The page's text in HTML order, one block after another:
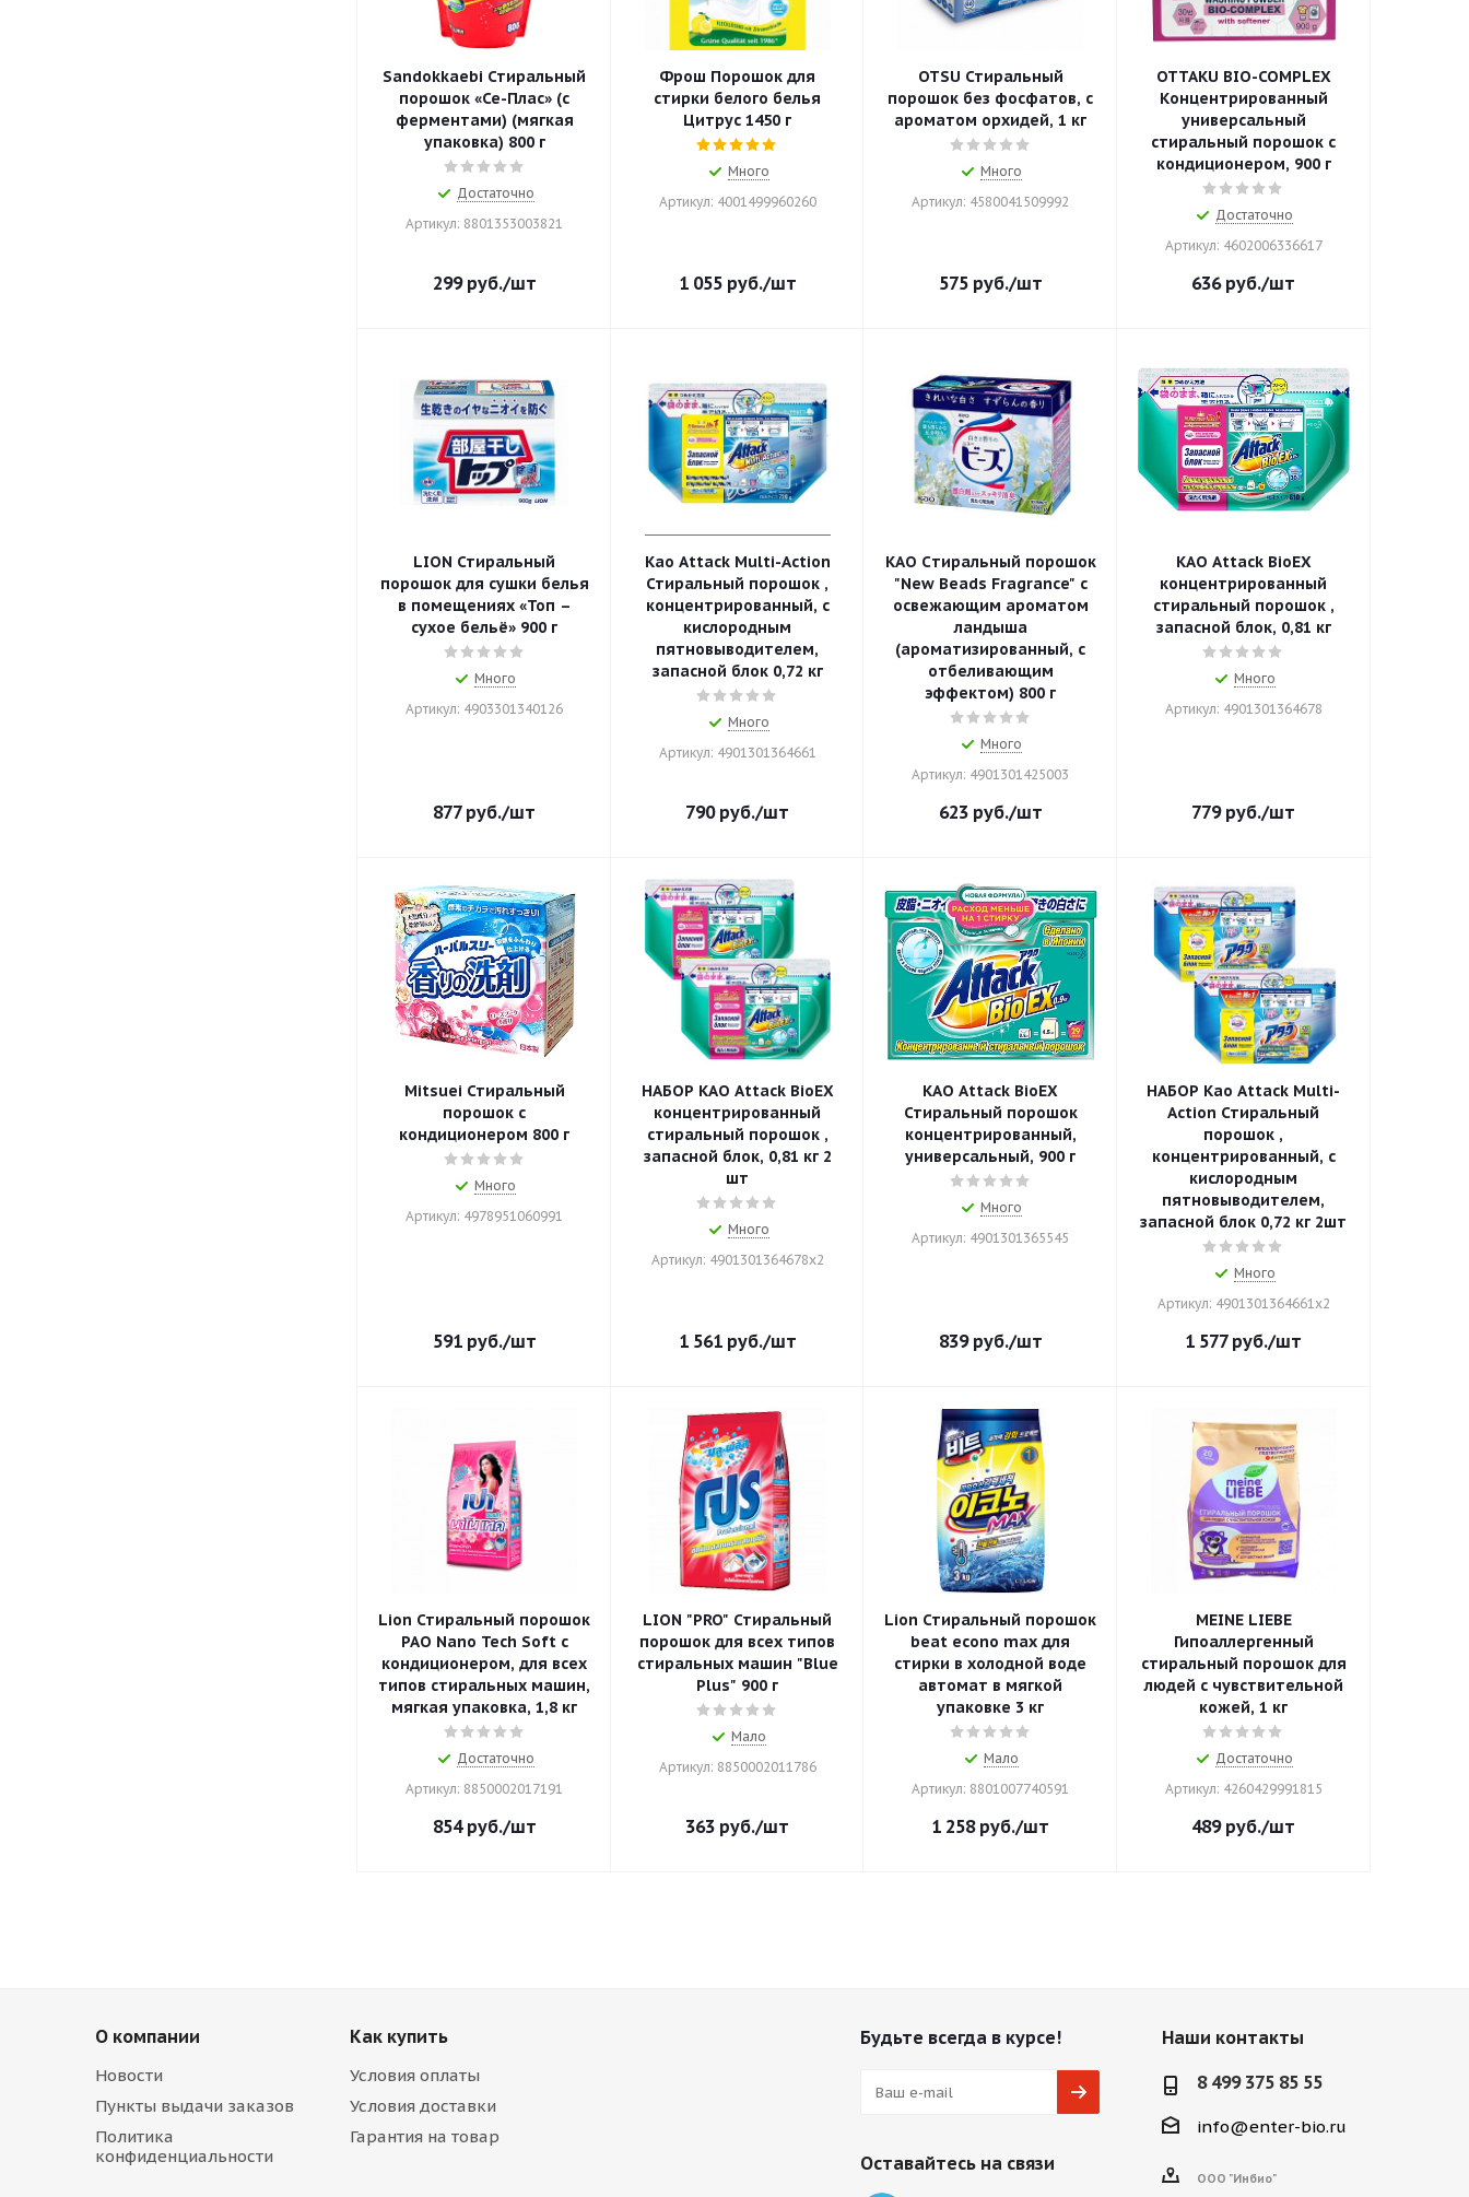
Sandokkaebi Стиральный
порошок «Се-Плас» (с
ферментами) (мягкая
упаковка) 800 г
Достаточно
Артикул: 8801353003821
299руб./шт
Фрош Порошок для
стирки белого белья
Цитрус 1450 г
Много
Артикул: 4001499960260
1 055руб./шт
OTSU Стиральный
порошок без фосфатов, с
ароматом орхидей, 1 кг
Много
Артикул: 4580041509992
575руб./шт
OTTAKU BIO-COMPLEX
Концентрированный
универсальный
стиральный порошок с
кондиционером, 900 г
Достаточно
Артикул: 4602006336617
636руб./шт
LION Стиральный
порошок для сушки белья
в помещениях «Топ –
сухое бельё» 900 г
Много
Артикул: 4903301340126
877руб./шт
Kao Attack Multi-Action
Стиральный порошок ,
концентрированный, с
кислородным
пятновыводителем,
запасной блок 0,72 кг
Много
Артикул: 4901301364661
790руб./шт
KAO Cтиральный порошок
"New Beads Fragrance" с
освежающим ароматом
ландыша
(ароматизированный, с
отбеливающим
эффектом) 800 г
Много
Артикул: 4901301425003
623руб./шт
KAO Attack BioEX
концентрированный
стиральный порошок ,
запасной блок, 0,81 кг
Много
Артикул: 4901301364678
779руб./шт
Mitsuei Стиральный
порошок с
кондиционером 800 г
Много
Артикул: 4978951060991
591руб./шт
НАБОР KAO Attack BioEX
концентрированный
стиральный порошок ,
запасной блок, 0,81 кг 2
шт
Много
Артикул: 4901301364678x2
1 561руб./шт
KAO Attack BioEX
Стиральный порошок
концентрированный,
универсальный, 900 г
Много
Артикул: 4901301365545
839руб./шт
НАБОР Kao Attack Multi-
Action Стиральный
порошок ,
концентрированный, с
кислородным
пятновыводителем,
запасной блок 0,72 кг 2шт
Много
Артикул: 4901301364661x2
1 577руб./шт
Lion Стиральный порошок
PAO Nano Tech Soft с
кондиционером, для всех
типов стиральных машин,
мягкая упаковка, 1,8 кг
Достаточно
Артикул: 8850002017191
854руб./шт
LION "PRO" Стиральный
порошок для всех типов
стиральных машин "Blue
Plus" 900 г
Мало
Артикул: 8850002011786
363 руб./шт
Lion Стиральный порошок
beat econo max для
стирки в холодной воде
автомат в мягкой
упаковке 3 кг
Мало
Артикул: 8801007740591
1 258руб./шт
MEINE LIEBE
Гипоаллергенный
стиральный порошок для
людей с чувствительной
кожей, 1 кг
Достаточно
Артикул: 4260429991815
489руб./шт
О компании
Новости
Пункты выдачи заказов
Политика
конфиденциальности
Как купить
Условия оплаты
Условия доставки
Гарантия на товар
Будьте всегда в курсе!
Оставайтесь на связи
Наши контакты
8 499 375 85 55
info@enter-bio.ru
ООО "Инбио"